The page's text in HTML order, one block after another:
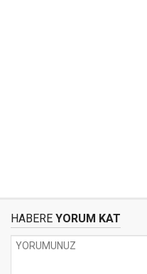
HABERE YORUM KAT